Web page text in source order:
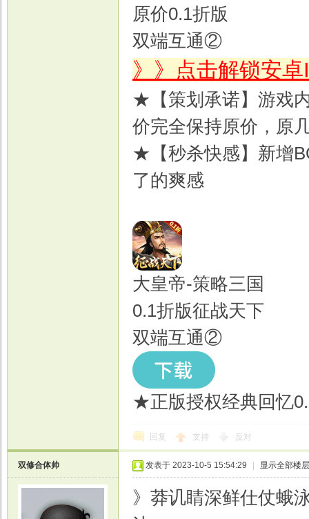
原价0.1折版
双端互通②
》》点击解锁安
★【策划承诺】游戏
价完全保持原价，原
★【秒杀快感】新增
了的爽感
大皇帝-策略三国
0.1折版征战天下
双端互通②
★正版授权经典回忆
回复 支持 反对
双修合体帅 发表于 2023-10-5 15:54:29 显示全部楼层
》莽讥睛深鲜仕仗蛾